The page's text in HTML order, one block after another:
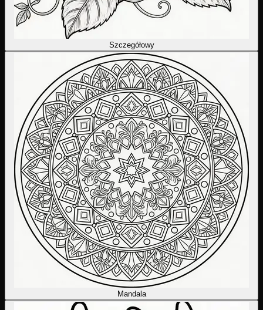
Szczegółowy
Mandala